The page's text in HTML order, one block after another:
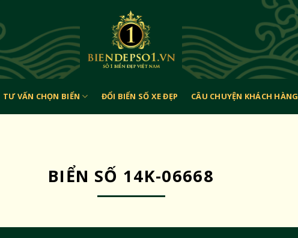
TƯ VẤN CHỌN BIỂN ĐỔI BIỂN SỐ XE ĐẸP CÂU CHUYỆN KHÁCH HÀNG
BIỂN SỐ 14K-06668